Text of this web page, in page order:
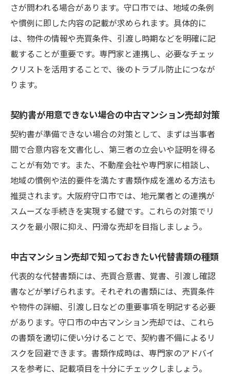
さが問われる場合があります。守口市では、地域の条例
や慣例に即した内容の記載が求められます。具体的に
は、物件の情報や売買条件、引渡し時期などを明確に記
載することが重要です。専門家と連携し、必要なチェッ
クリストを活用することで、後のトラブル防止につなが
ります。
契約書が用意できない場合の中古マンション売却対策
契約書が準備できない場合の対策として、まずは当事者
間で合意内容を文書化し、第三者の立会いや証明を得る
ことが有効です。また、不動産会社や専門家に相談し、
地域の慣例や法的要件を満たす書類作成を進める方法も
推奨されます。大阪府守口市では、地元業者との連携が
スムーズな手続きを実現する鍵です。これらの対策でリ
スクを最小限に抑え、円滑な売却を目指しましょう。
中古マンション売却で知っておきたい代替書類の種類
代表的な代替書類には、売買合意書、覚書、引渡し確認
書などが挙げられます。それぞれの書類には、売買条件
や物件の詳細、引渡し日などの重要事項を明記する必要
があります。守口市の中古マンション売却では、これら
の書類を適切に使い分けることで、契約書不備によるリ
スクを回避できます。書類作成時は、専門家のアドバイ
スを参考に、記載項目を十分にチェックしましょう。